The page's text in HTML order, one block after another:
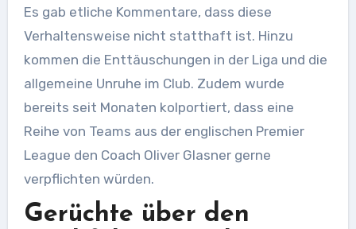
Es gab etliche Kommentare, dass diese
Verhaltensweise nicht statthaft ist. Hinzu
kommen die Enttäuschungen in der Liga und die
allgemeine Unruhe im Club. Zudem wurde
bereits seit Monaten kolportiert, dass eine
Reihe von Teams aus der englischen Premier
League den Coach Oliver Glasner gerne
verpflichten würden.
Gerüchte über den